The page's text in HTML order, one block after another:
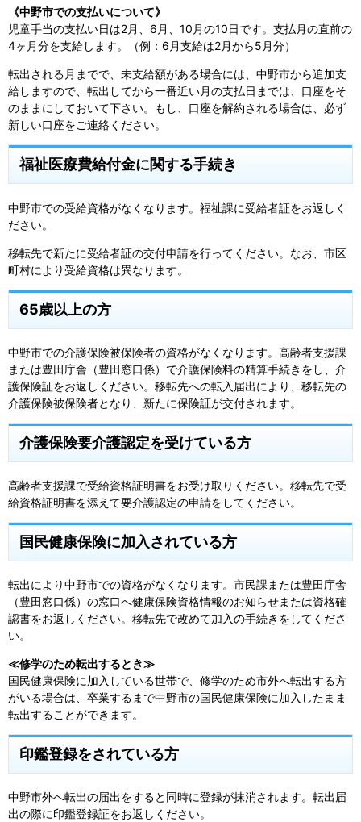
《中野市での支払いについて》
児童手当の支払い日は2月、6月、10月の10日です。支払月の直前の
4ヶ月分を支給します。（例：6月支給は2月から5月分）
転出される月までで、未支給額がある場合には、中野市から追加支
給しますので、転出してから一番近い月の支払日までは、口座をそ
のままにしておいて下さい。もし、口座を解約される場合は、必ず
新しい口座をご連絡ください。
福祉医療費給付金に関する手続き
中野市での受給資格がなくなります。福祉課に受給者証をお返しく
ださい。
移転先で新たに受給者証の交付申請を行ってください。なお、市区
町村により受給資格は異なります。
65歳以上の方
中野市での介護保険被保険者の資格がなくなります。高齢者支援課
または豊田庁舎（豊田窓口係）で介護保険料の精算手続きをし、介
護保険証をお返しください。移転先への転入届出により、移転先の
介護保険被保険者となり、新たに保険証が交付されます。
介護保険要介護認定を受けている方
高齢者支援課で受給資格証明書をお受け取りください。移転先で受
給資格証明書を添えて要介護認定の申請をしてください。
国民健康保険に加入されている方
転出により中野市での資格がなくなります。市民課または豊田庁舎
（豊田窓口係）の窓口へ健康保険資格情報のお知らせまたは資格確
認書をお返しください。移転先で改めて加入の手続きをしてくださ
い。
≪修学のため転出するとき≫
国民健康保険に加入している世帯で、修学のため市外へ転出する方
がいる場合は、卒業するまで中野市の国民健康保険に加入したまま
転出することができます。
印鑑登録をされている方
中野市外へ転出の届出をすると同時に登録が抹消されます。転出届
出の際に印鑑登録証をお返しください。